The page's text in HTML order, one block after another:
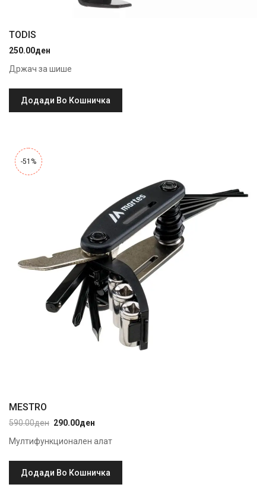
TODIS
250.00ден
Држач за шише
Додади Во Кошничка
-51%
MESTRO
590.00ден
price
590.00ден.
290.00ден
price
290.00ден.
Мултифункционален алат
Додади Во Кошничка